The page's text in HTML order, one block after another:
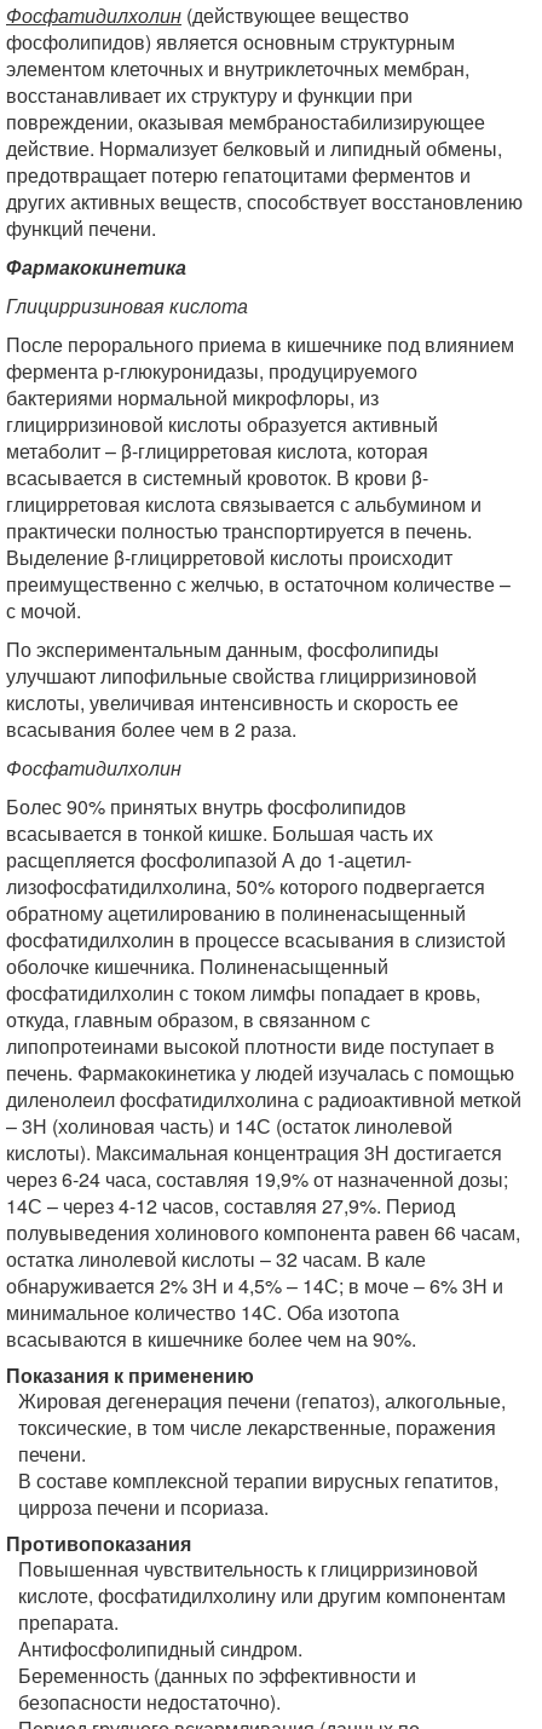
Фосфатидилхолин (действующее вещество
фосфолипидов) является основным структурным
элементом клеточных и внутриклеточных мембран,
восстанавливает их структуру и функции при
повреждении, оказывая мембраностабилизирующее
действие. Нормализует белковый и липидный обмены,
предотвращает потерю гепатоцитами ферментов и
других активных веществ, способствует восстановлению
функций печени.
Фармакокинетика
Глицирризиновая кислота
После перорального приема в кишечнике под влиянием
фермента р-глюкуронидазы, продуцируемого
бактериями нормальной микрофлоры, из
глицирризиновой кислоты образуется активный
метаболит – β-глицирретовая кислота, которая
всасывается в системный кровоток. В крови β-
глицирретовая кислота связывается с альбумином и
практически полностью транспортируется в печень.
Выделение β-глицирретовой кислоты происходит
преимущественно с желчью, в остаточном количестве –
с мочой.
По экспериментальным данным, фосфолипиды
улучшают липофильные свойства глицирризиновой
кислоты, увеличивая интенсивность и скорость ее
всасывания более чем в 2 раза.
Фосфатидилхолин
Болес 90% принятых внутрь фосфолипидов
всасывается в тонкой кишке. Большая часть их
расщепляется фосфолипазой А до 1-ацетил-
лизофосфатидилхолина, 50% которого подвергается
обратному ацетилированию в полиненасыщенный
фосфатидилхолин в процессе всасывания в слизистой
оболочке кишечника. Полиненасыщенный
фосфатидилхолин с током лимфы попадает в кровь,
откуда, главным образом, в связанном с
липопротеинами высокой плотности виде поступает в
печень. Фармакокинетика у людей изучалась с помощью
диленолеил фосфатидилхолина с радиоактивной меткой
– 3Н (холиновая часть) и 14С (остаток линолевой
кислоты). Максимальная концентрация 3Н достигается
через 6-24 часа, составляя 19,9% от назначенной дозы;
14С – через 4-12 часов, составляя 27,9%. Период
полувыведения холинового компонента равен 66 часам,
остатка линолевой кислоты – 32 часам. В кале
обнаруживается 2% 3Н и 4,5% – 14С; в моче – 6% 3Н и
минимальное количество 14С. Оба изотопа
всасываются в кишечнике более чем на 90%.
Показания к применению
Жировая дегенерация печени (гепатоз), алкогольные,
токсические, в том числе лекарственные, поражения
печени.
В составе комплексной терапии вирусных гепатитов,
цирроза печени и псориаза.
Противопоказания
Повышенная чувствительность к глицирризиновой
кислоте, фосфатидилхолину или другим компонентам
препарата.
Антифосфолипидный синдром.
Беременность (данных по эффективности и
безопасности недостаточно).